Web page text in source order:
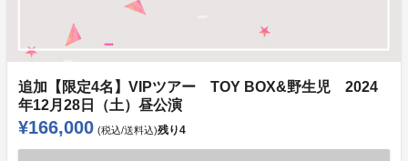
追加【限定4名】VIPツアー TOY BOX&野生児 2024
年12月28日（土）昼公演
¥166,000 (税込/送料込)残り4